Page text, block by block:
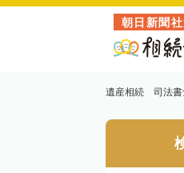
朝日新聞
遺産相続 司法書